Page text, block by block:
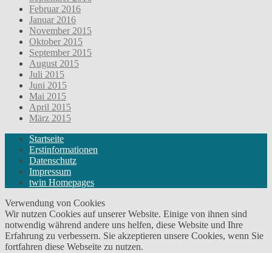
Februar 2016
Januar 2016
November 2015
Oktober 2015
September 2015
August 2015
Juli 2015
Juni 2015
Mai 2015
April 2015
März 2015
Startseite
Erstinformationen
Datenschutz
Impressum
twin Homepages
Verwendung von Cookies
Wir nutzen Cookies auf unserer Website. Einige von ihnen sind
notwendig während andere uns helfen, diese Website und Ihre
Erfahrung zu verbessern. Sie akzeptieren unsere Cookies, wenn Sie
fortfahren diese Webseite zu nutzen.